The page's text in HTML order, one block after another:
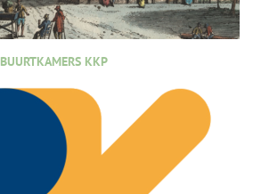
BUURTKAMERS KKP